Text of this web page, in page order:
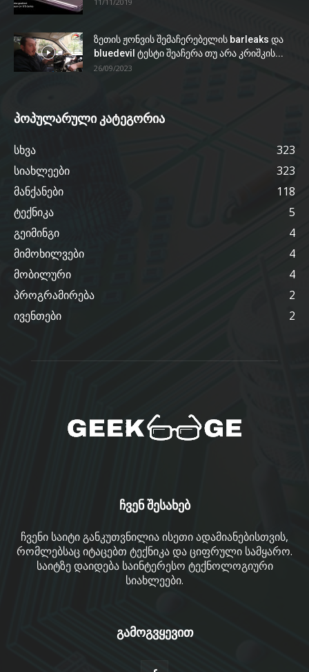
ზეთის ჟონვის შემაჩერებელის barleaks და
bluedevil ტესტი შეაჩერა თუ არა კრიშკის...
26/09/2023
პოპულარული კატეგორია
სხვა
323
სიახლეები
323
მანქანები
118
ტექნიკა
5
გეიმინგი
4
მიმოხილვები
4
მობილური
4
პროგრამირება
2
ივენთები
2
ჩვენ შესახებ
ჩვენი საიტი განკუთვნილია ისეთი ადამიანებისთვის,
რომლებსაც იტაცებთ ტექნიკა და ციფრული სამყარო.
საიტზე დაიდება საინტერესო ტექნოლოგიური
სიახლეები.
გამოგვყევით